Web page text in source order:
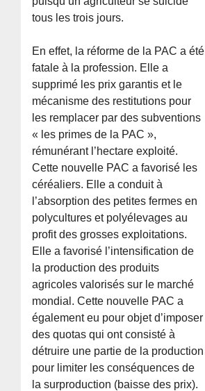
tous les trois jours.
En effet, la réforme de la PAC a été
fatale à la profession. Elle a
supprimé les prix garantis et le
mécanisme des restitutions pour
les remplacer par des subventions
« les primes de la PAC »,
rémunérant l’hectare exploité.
Cette nouvelle PAC a favorisé les
céréaliers. Elle a conduit à
l’absorption des petites fermes en
polycultures et polyélevages au
profit des grosses exploitations.
Elle a favorisé l’intensification de
la production des produits
agricoles valorisés sur le marché
mondial. Cette nouvelle PAC a
également eu pour objet d’imposer
des quotas qui ont consisté à
détruire une partie de la production
pour limiter les conséquences de
la surproduction (baisse des prix).